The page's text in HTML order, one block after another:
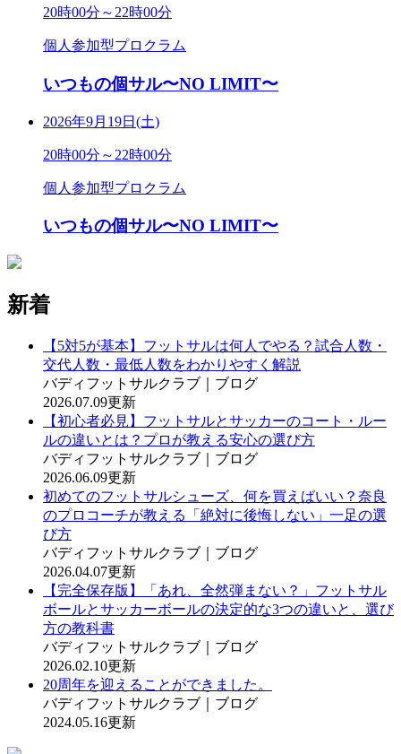
20時00分～22時00分
個人参加型プロクラム
いつもの個サル〜NO LIMIT〜
2026年9月19日(土)
20時00分～22時00分
個人参加型プロクラム
いつもの個サル〜NO LIMIT〜
新着
【5対5が基本】フットサルは何人でやる？試合人数・
交代人数・最低人数をわかりやすく解説
バディフットサルクラブ｜ブログ
2026.07.09更新
【初心者必見】フットサルとサッカーのコート・ルー
ルの違いとは？プロが教える安心の選び方
バディフットサルクラブ｜ブログ
2026.06.09更新
初めてのフットサルシューズ、何を買えばいい？奈良
のプロコーチが教える「絶対に後悔しない」一足の選
び方
バディフットサルクラブ｜ブログ
2026.04.07更新
【完全保存版】「あれ、全然弾まない？」フットサル
ボールとサッカーボールの決定的な3つの違いと、選び
方の教科書
バディフットサルクラブ｜ブログ
2026.02.10更新
20周年を迎えることができました。
バディフットサルクラブ｜ブログ
2024.05.16更新